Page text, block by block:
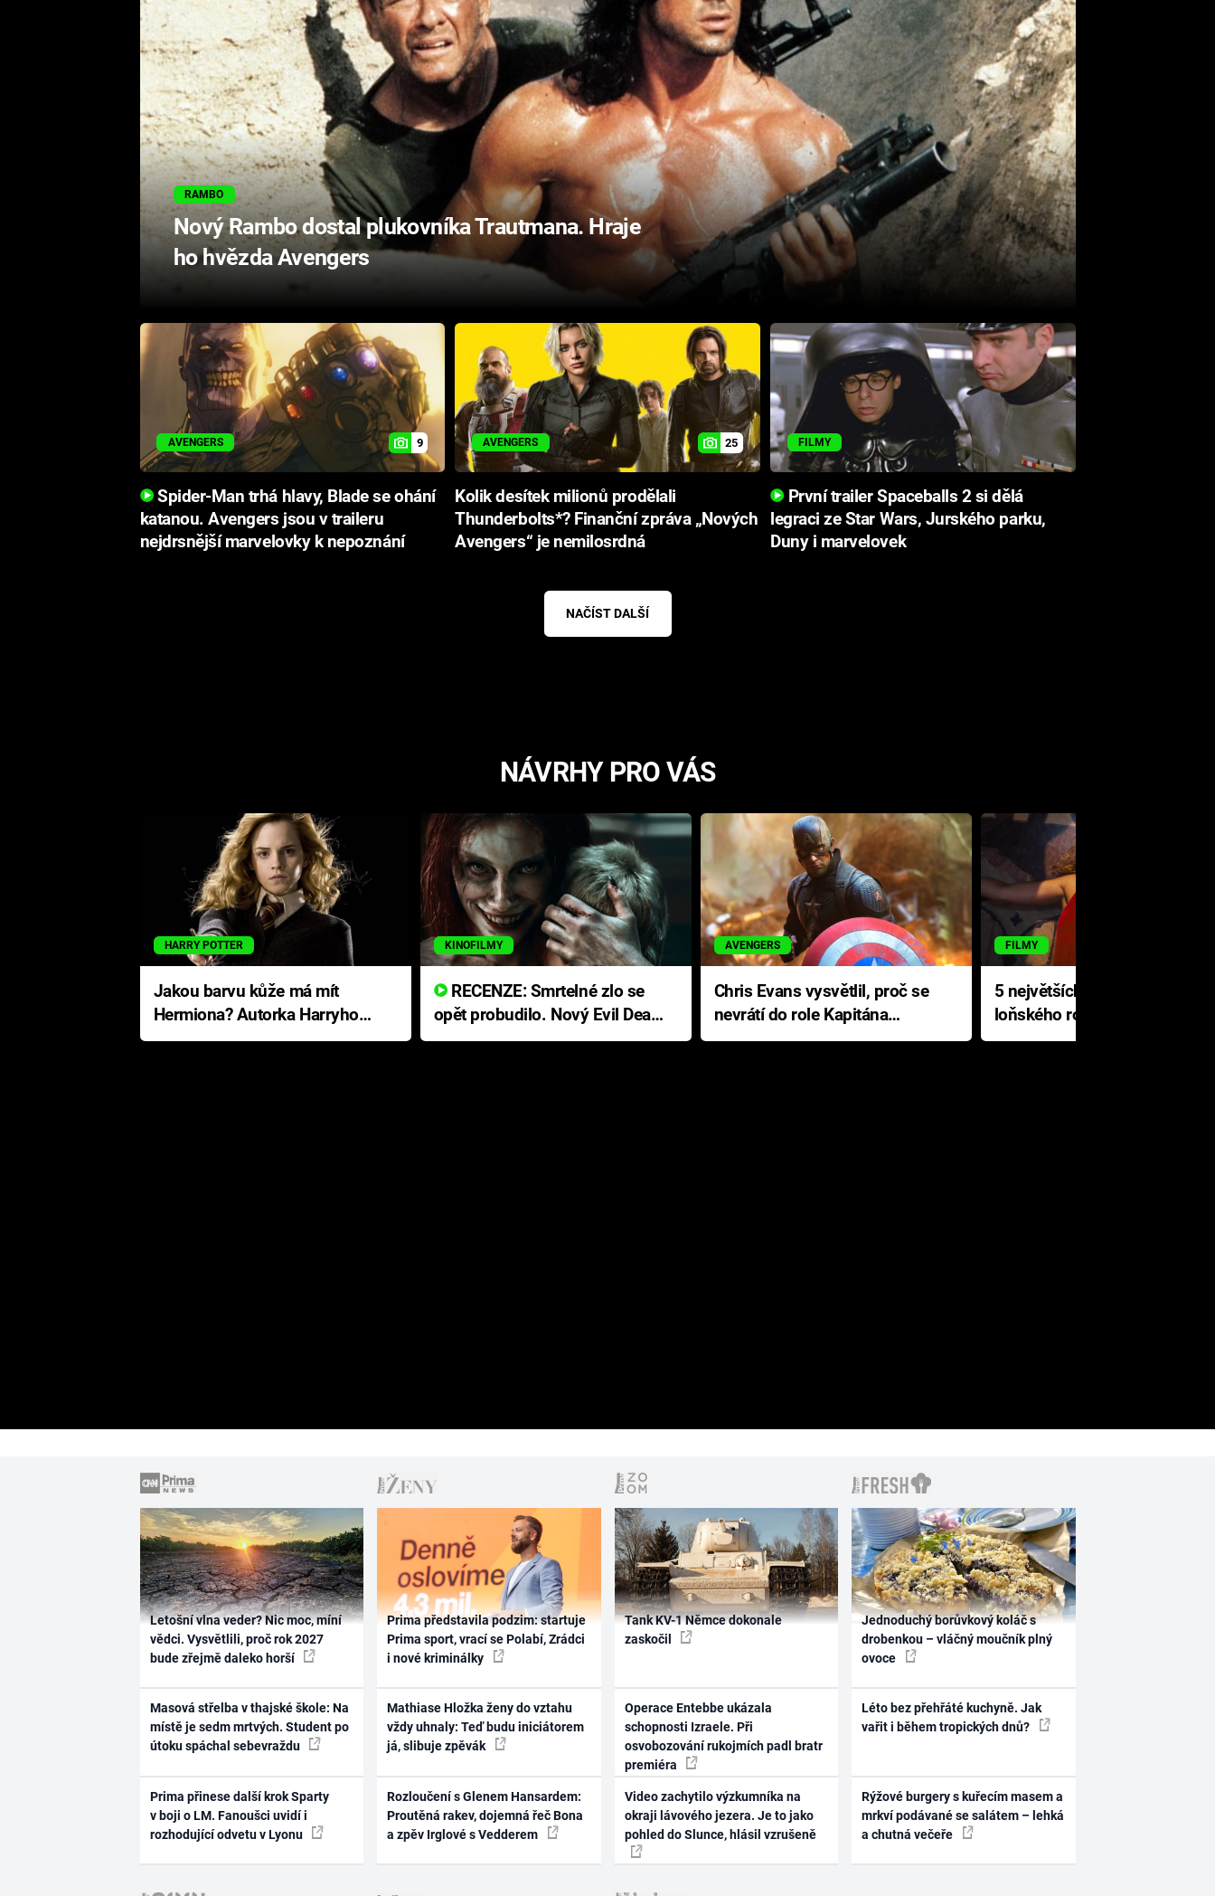
RAMBO
Nový Rambo dostal plukovníka Trautmana. Hraje
ho hvězda Avengers
AVENGERS 9
Spider-Man trhá hlavy, Blade se ohání
katanou. Avengers jsou v traileru
nejdrsnější marvelovky k nepoznání
AVENGERS 25
Kolik desítek milionů prodělali
Thunderbolts*? Finanční zpráva „Nových
Avengers“ je nemilosrdná
FILMY
První trailer Spaceballs 2 si dělá
legraci ze Star Wars, Jurského parku,
Duny i marvelovek
NAČÍST DALŠÍ
NÁVRHY PRO VÁS
HARRY POTTER
Jakou barvu kůže má mít
Hermiona? Autorka Harryho
Pottera přišla s ráznou
KINOFILMY
RECENZE: Smrtelné zlo se
opět probudilo. Nový Evil Dead
přichází s neodolatelnou
AVENGERS
Chris Evans vysvětlil, proč se
nevrátí do role Kapitána
Ameriky
FILMY
5 největších propadáků
loňského roku: Disney na
jediné katastrofě prodělal 200
Letošní vlna veder? Nic moc, míní
vědci. Vysvětlili, proč rok 2027
bude zřejmě daleko horší
Masová střelba v thajské škole: Na
místě je sedm mrtvých. Student po
útoku spáchal sebevraždu
Prima přinese další krok Sparty
v boji o LM. Fanoušci uvidí i
rozhodující odvetu v Lyonu
Prima představila podzim: startuje
Prima sport, vrací se Polabí, Zrádci
i nové kriminálky
Mathiase Hložka ženy do vztahu
vždy uhnaly: Teď budu iniciátorem
já, slibuje zpěvák
Rozloučení s Glenem Hansardem:
Proutěná rakev, dojemná řeč Bona
a zpěv Irglové s Vedderem
Tank KV-1 Němce dokonale
zaskočil
Operace Entebbe ukázala
schopnosti Izraele. Při
osvobozování rukojmích padl bratr
premiéra
Video zachytilo výzkumníka na
okraji lávového jezera. Je to jako
pohled do Slunce, hlásil vzrušeně
Jednoduchý borůvkový koláč s
drobenkou – vláčný moučník plný
ovoce
Léto bez přehřáté kuchyně. Jak
vařit i během tropických dnů?
Rýžové burgery s kuřecím masem a
mrkví podávané se salátem – lehká
a chutná večeře